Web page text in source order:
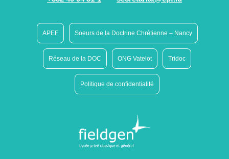
APEF Soeurs de la Doctrine Chrétienne – Nancy
Réseau de la DOC ONG Vatelot Tridoc
Politique de confidentialité